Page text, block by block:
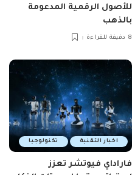
للأصول الرقمية المدعومة
بالذهب
8 دقيقة للقراءة
اخبار التقنية تكنولوجيا
فاراداي فيوتشر تعزز